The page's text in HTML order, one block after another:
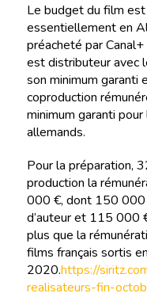
Le budget du film
essentiellement en
préacheté par
est distributeur avec
son minimum garanti
coproduction
minimum garanti
allemands.
Pour la préparation,
production la
000 €, dont 150 000
d’auteur et 115 000
plus que la
films français sortis en
2020.https://
realisateurs-fin-